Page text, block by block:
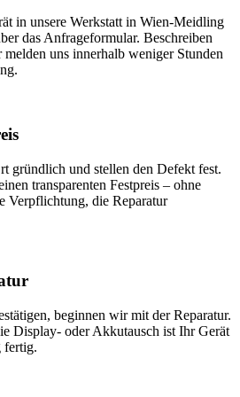
in unsere Werkstatt in Wien-Meidling
das Anfrageformular. Beschreiben
uns innerhalb weniger Stunden
gründlich und stellen den Defekt fest.
transparenten Festpreis – ohne
Verpflichtung, die Reparatur
beginnen wir mit der Reparatur.
Display- oder Akkutausch ist Ihr Gerät
fertig.